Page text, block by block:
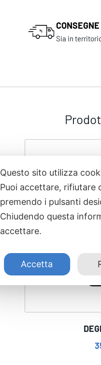
Sia in
Questo sito utilizza
Puoi accettare, rifiutare
premendo i pulsanti
Chiudendo questa
accettare.
Accetta